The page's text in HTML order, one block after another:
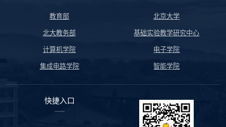
教育部
北京大学
北大教务部
基础实验教学研究中心
计算机学院
电子学院
集成电路学院
智能学院
快捷入口